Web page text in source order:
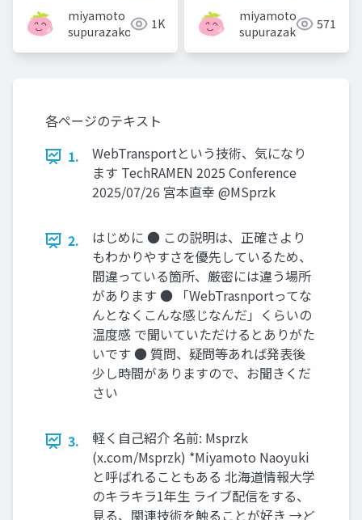
miyamoto
supurazako
1K
miyamoto
supurazako
571
各ページのテキスト
1.
WebTransportという技術、気になり
ます TechRAMEN 2025 Conference
2025/07/26 宮本直幸 @MSprzk
2.
はじめに ● この説明は、正確さより
もわかりやすさを優先しているため、
間違っている箇所、厳密には違う場所
があります ● 「WebTrasnportってな
んとなくこんな感じなんだ」くらいの
温度感 で聞いていただけるとありがた
いです ● 質問、疑問等あれば発表後
少し時間がありますので、お聞きくだ
さい
3.
軽く自己紹介 名前: Msprzk
(x.com/Msprzk) *Miyamoto Naoyuki
と呼ばれることもある 北海道情報大学
のキラキラ1年生 ライブ配信をする、
見る、関連技術を触ることが好き →ど